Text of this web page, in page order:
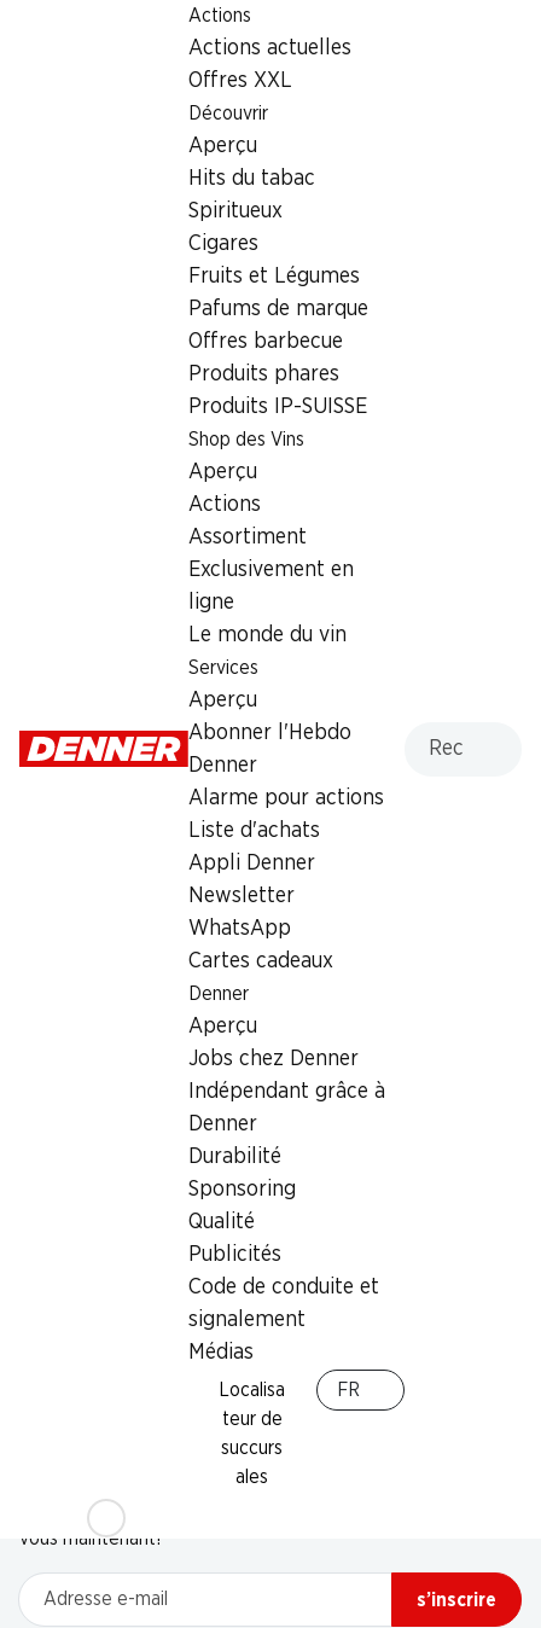
Actions
Actions actuelles
Offres XXL
Découvrir
Aperçu
Hits du tabac
Spiritueux
Cigares
Fruits et Légumes
Pafums de marque
Offres barbecue
Produits phares
Produits IP-SUISSE
Shop des Vins
Aperçu
Actions
Assortiment
Exclusivement en
ligne
Le monde du vin
Services
Aperçu
Abonner l'Hebdo
Denner
Alarme pour actions
Liste d'achats
Appli Denner
Newsletter
WhatsApp
Cartes cadeaux
Denner
Aperçu
Jobs chez Denner
Indépendant grâce à
Denner
Durabilité
Sponsoring
Qualité
Publicités
Code de conduite et
signalement
Médias
Localisa
teur de
succurs
ales
FR
Localisateur de succursales
Succursale Denner Langgasse 26, 9008 St. Gallen
9008 St. Gallen
Succursale Denner
Langgasse 26, 9008 St. Gallen
Heures d'ouverture
Mercredi
Retrait d'espèces avec la carte
postale / M-Card
Restez au courant grâce à la newsletter Denner. Inscrivez-
vous maintenant!
Adresse e-mail
s’inscrire